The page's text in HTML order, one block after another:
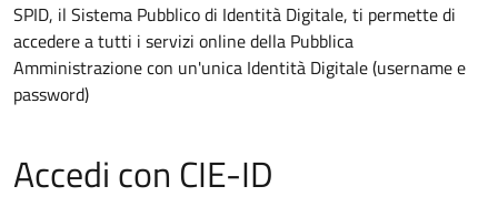
SPID, il Sistema Pubblico di Identità Digitale, ti permette di
accedere a tutti i servizi online della Pubblica
Amministrazione con un'unica Identità Digitale (username e
password)
Accedi con CIE-ID